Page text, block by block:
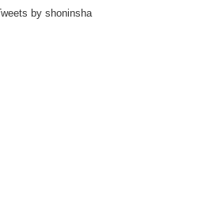
Tweets by shoninsha